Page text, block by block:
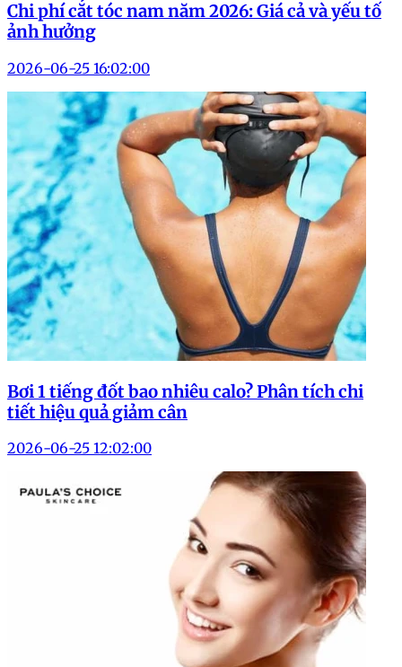
Chi phí cắt tóc nam năm 2026: Giá cả và yếu tố
ảnh hưởng
2026-06-25 16:02:00
Bơi 1 tiếng đốt bao nhiêu calo? Phân tích chi
tiết hiệu quả giảm cân
2026-06-25 12:02:00